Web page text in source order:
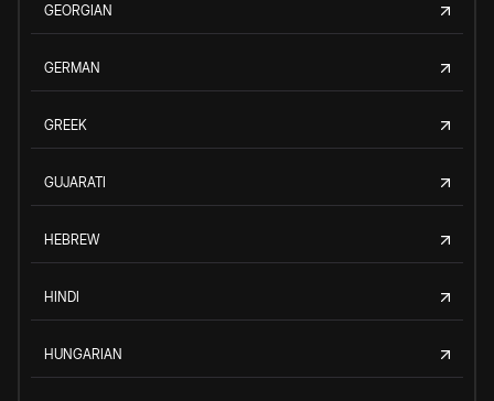
GEORGIAN
GERMAN
GREEK
GUJARATI
HEBREW
HINDI
HUNGARIAN